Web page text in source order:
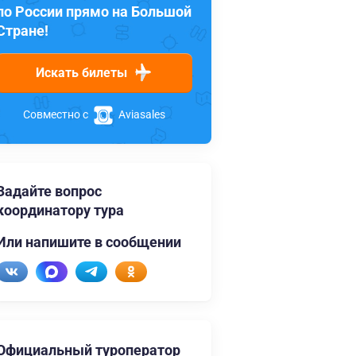
России прямо на Большой
Искать билеты
Совместно с Aviasales
вопрос
тура
напишите в сообщении
туроператор